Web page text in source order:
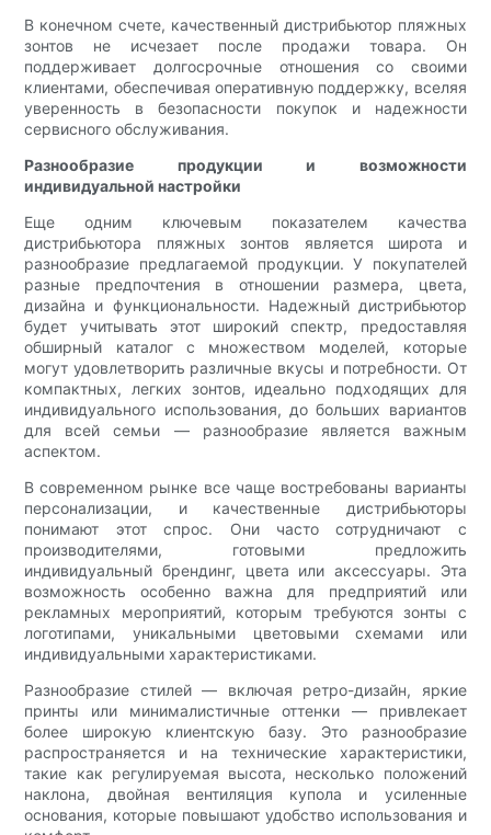
В конечном счете, качественный дистрибьютор пляжных
зонтов не исчезает после продажи товара. Он
поддерживает долгосрочные отношения со своими
клиентами, обеспечивая оперативную поддержку, вселяя
уверенность в безопасности покупок и надежности
сервисного обслуживания.
Разнообразие продукции и возможности
индивидуальной настройки
Еще одним ключевым показателем качества
дистрибьютора пляжных зонтов является широта и
разнообразие предлагаемой продукции. У покупателей
разные предпочтения в отношении размера, цвета,
дизайна и функциональности. Надежный дистрибьютор
будет учитывать этот широкий спектр, предоставляя
обширный каталог с множеством моделей, которые
могут удовлетворить различные вкусы и потребности. От
компактных, легких зонтов, идеально подходящих для
индивидуального использования, до больших вариантов
для всей семьи — разнообразие является важным
аспектом.
В современном рынке все чаще востребованы варианты
персонализации, и качественные дистрибьюторы
понимают этот спрос. Они часто сотрудничают с
производителями, готовыми предложить
индивидуальный брендинг, цвета или аксессуары. Эта
возможность особенно важна для предприятий или
рекламных мероприятий, которым требуются зонты с
логотипами, уникальными цветовыми схемами или
индивидуальными характеристиками.
Разнообразие стилей — включая ретро-дизайн, яркие
принты или минималистичные оттенки — привлекает
более широкую клиентскую базу. Это разнообразие
распространяется и на технические характеристики,
такие как регулируемая высота, несколько положений
наклона, двойная вентиляция купола и усиленные
основания, которые повышают удобство использования и